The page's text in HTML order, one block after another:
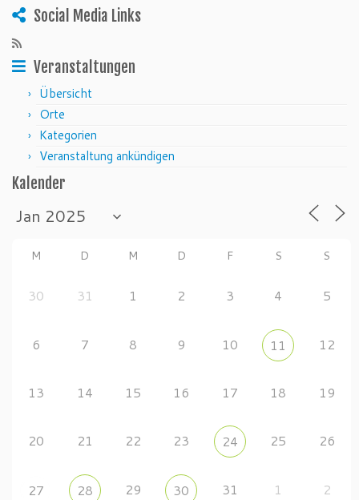
Social Media Links
Veranstaltungen
Übersicht
Orte
Kategorien
Veranstaltung ankündigen
Kalender
M D M D F S S
30 31 1 2 3 4 5
6 7 8 9 10 11 12
13 14 15 16 17 18 19
20 21 22 23 24 25 26
27 28 29 30 31 1 2